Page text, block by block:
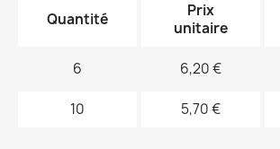
Quantité
Prix
unitaire
6 6,20 €
10 5,70 €